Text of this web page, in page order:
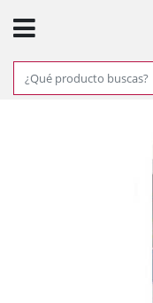
BAÑOS Y COCINAS